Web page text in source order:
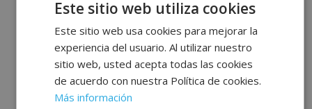
septiembre 2022
agosto 2022
julio 2022
junio 2022
mayo 2022
Este sitio web utiliza cookies
Este sitio web usa cookies para mejorar la
experiencia del usuario. Al utilizar nuestro
sitio web, usted acepta todas las cookies
de acuerdo con nuestra Política de cookies.
Más información